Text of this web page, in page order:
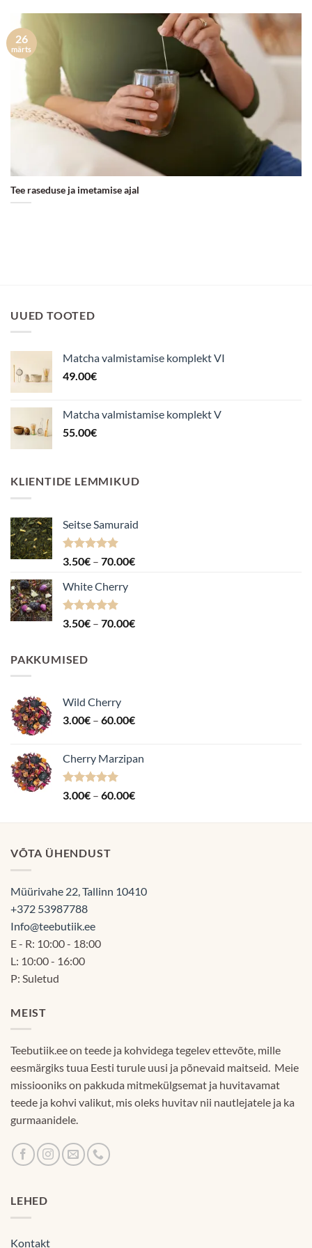
Tee raseduse ja imetamise ajal
26
märts
UUED TOOTED
Matcha valmistamise komplekt VI
49.00€
Matcha valmistamise komplekt V
55.00€
KLIENTIDE LEMMIKUD
Seitse Samuraid
Hinnanguga
3.50€ – 70.00€Hinnavahemik:
White Cherry
Hinnanguga
3.50€ – 70.00€Hinnavahemik:
PAKKUMISED
Wild Cherry
3.00€ – 60.00€Hinnavahemik:
60.00€
Cherry Marzipan
Hinnanguga
3.00€ – 60.00€Hinnavahemik:
kuni
VÕTA ÜHENDUST
Müürivahe 22, Tallinn 10410
+372 53987788
Info@teebutiik.ee
E - R: 10:00 - 18:00
L: 10:00 - 16:00
P: Suletud
MEIST
Teebutiik.ee on teede ja kohvidega tegelev ettevõte, mille
eesmärgiks tuua Eesti turule uusi ja põnevaid maitseid. Meie
missiooniks on pakkuda mitmekülgsemat ja huvitavamat
teede ja kohvi valikut, mis oleks huvitav nii nautlejatele ja ka
gurmaanidele.
LEHED
Kontakt